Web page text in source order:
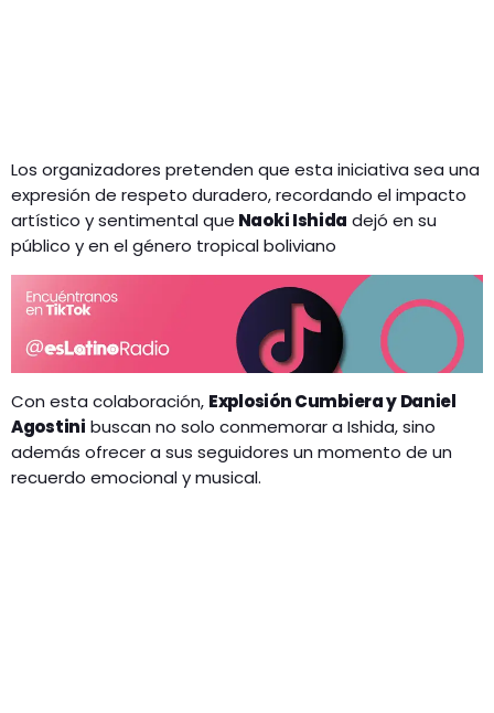
Los organizadores pretenden que esta iniciativa sea una
expresión de respeto duradero, recordando el impacto
artístico y sentimental que Naoki Ishida dejó en su
público y en el género tropical boliviano
Con esta colaboración, Explosión Cumbiera y Daniel
Agostini buscan no solo conmemorar a Ishida, sino
además ofrecer a sus seguidores un momento de un
recuerdo emocional y musical.